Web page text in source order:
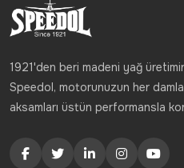
1921'den beri madeni yağ
Speedol, motorunuzun her
aksamları üstün performansla